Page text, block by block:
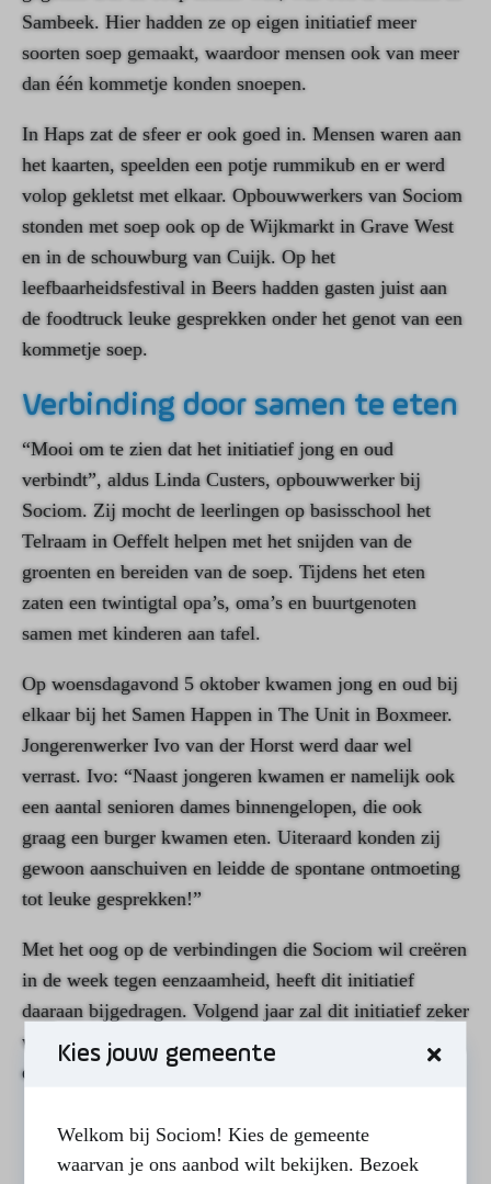
Sambeek. Hier hadden ze op eigen initiatief meer
soorten soep gemaakt, waardoor mensen ook van meer
dan één kommetje konden snoepen.
In Haps zat de sfeer er ook goed in. Mensen waren aan
het kaarten, speelden een potje rummikub en er werd
volop gekletst met elkaar. Opbouwwerkers van Sociom
stonden met soep ook op de Wijkmarkt in Grave West
en in de schouwburg van Cuijk. Op het
leefbaarheidsfestival in Beers hadden gasten juist aan
de foodtruck leuke gesprekken onder het genot van een
kommetje soep.
Verbinding door samen te eten
“Mooi om te zien dat het initiatief jong en oud
verbindt”, aldus Linda Custers, opbouwwerker bij
Sociom. Zij mocht de leerlingen op basisschool het
Telraam in Oeffelt helpen met het snijden van de
groenten en bereiden van de soep. Tijdens het eten
zaten een twintigtal opa’s, oma’s en buurtgenoten
samen met kinderen aan tafel.
Op woensdagavond 5 oktober kwamen jong en oud bij
elkaar bij het Samen Happen in The Unit in Boxmeer.
Jongerenwerker Ivo van der Horst werd daar wel
verrast. Ivo: “Naast jongeren kwamen er namelijk ook
een aantal senioren dames binnengelopen, die ook
graag een burger kwamen eten. Uiteraard konden zij
gewoon aanschuiven en leidde de spontane ontmoeting
tot leuke gesprekken!”
Met het oog op de verbindingen die Sociom wil creëren
in de week tegen eenzaamheid, heeft dit initiatief
daaraan bijgedragen. Volgend jaar zal dit initiatief zeker
weer een plek krijgen om ontmoetingen te stimuleren
en om mensen een leuk eetmoment te bezorgen.
DEEL DEZE PAGINA
Kies jouw gemeente
Welkom bij Sociom! Kies de gemeente
waarvan je ons aanbod wilt bekijken. Bezoek